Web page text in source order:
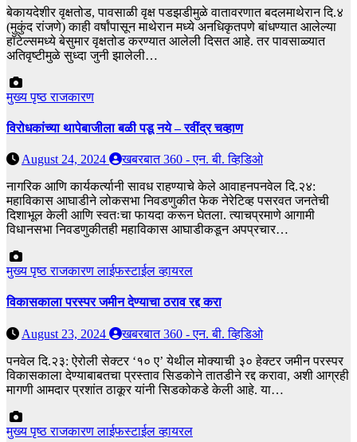
बेकायदेशीर वृक्षतोड, पावसाळी वृक्ष पडझडीमुळे वातावरणात बदलमाथेरान दि.४
(मुकुंद रांजणे) काही वर्षांपासून माथेरान मध्ये अनधिकृतपणे बांधण्यात आलेल्या
हॉटेल्समध्ये बेसुमार वृक्षतोड करण्यात आलेली दिसत आहे. तर पावसाळ्यात
अतिवृष्टीमुळे सुध्दा जुनी झालेली…
मुख्य पृष्ठराजकारण
विरोधकांच्या थापेबाजीला बळी पडू नये – रवींद्र चव्हाण
August 24, 2024
खबरबात 360 - एन. बी. व्हिडिओ
नागरिक आणि कार्यकर्त्यानी सावध राहण्याचे केले आवाहनपनवेल दि.२४:
महाविकास आघाडीने लोकसभा निवडणुकीत फेक नेरेटिव्ह पसरवत जनतेची
दिशाभूल केली आणि स्वतःचा फायदा करून घेतला. त्याचप्रमाणे आगामी
विधानसभा निवडणुकीतही महाविकास आघाडीकडून अपप्रचार…
मुख्य पृष्ठराजकारणलाईफस्टाईलव्हायरल
विकासकाला परस्पर जमीन देण्याचा ठराव रद्द करा
August 23, 2024
खबरबात 360 - एन. बी. व्हिडिओ
पनवेल दि.२३: ऐरोली सेक्टर ‘१० ए’ येथील मोक्याची ३० हेक्टर जमीन परस्पर
विकासकाला देण्याबाबतचा प्रस्ताव सिडकोने तातडीने रद्द करावा, अशी आग्रही
मागणी आमदार प्रशांत ठाकूर यांनी सिडकोकडे केली आहे. या…
मुख्य पृष्ठराजकारणलाईफस्टाईलव्हायरल